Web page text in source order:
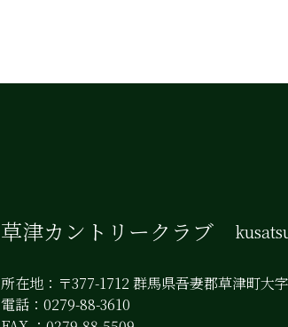
草津カントリークラブ
所在地：〒377-1712 群馬県吾妻郡草津町大
電話：0279-88-3610